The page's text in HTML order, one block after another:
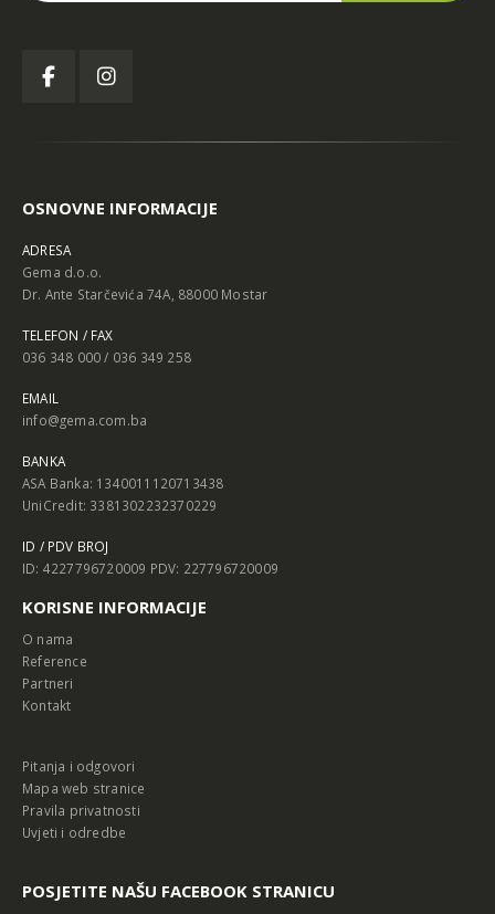
OSNOVNE INFORMACIJE
ADRESA
Gema d.o.o.
Dr. Ante Starčevića 74A, 88000 Mostar
TELEFON / FAX
036 348 000 / 036 349 258
EMAIL
info@gema.com.ba
BANKA
ASA Banka: 1340011120713438
UniCredit: 3381302232370229
ID / PDV BROJ
ID: 4227796720009 PDV: 227796720009
KORISNE INFORMACIJE
O nama
Reference
Partneri
Kontakt
Pitanja i odgovori
Mapa web stranice
Pravila privatnosti
Uvjeti i odredbe
POSJETITE NAŠU FACEBOOK STRANICU